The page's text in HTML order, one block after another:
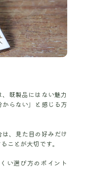
既製品にはない魅力
らない」と感じる方
、見た目の好みだけ
ことが大切です。
い選び方のポイント